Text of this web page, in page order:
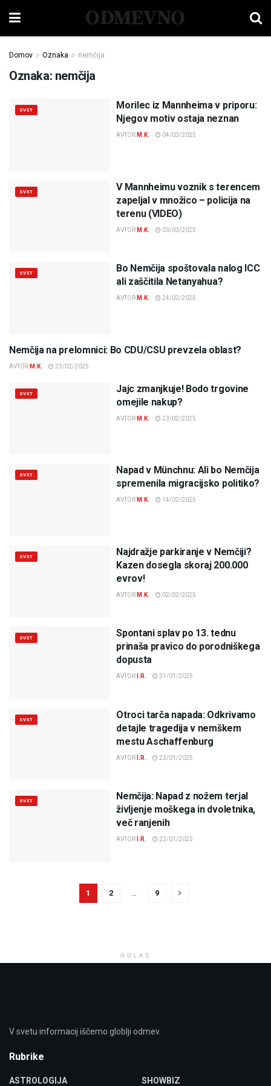
ODMEVNO
Domov Oznaka nemčija
Oznaka: nemčija
SVET
Morilec iz Mannheima v priporu:
Njegov motiv ostaja neznan
AVTOR M.K. 04/03/2025
SVET
V Mannheimu voznik s terencem
zapeljal v množico – policija na
terenu (VIDEO)
AVTOR M.K. 03/03/2025
SVET
Bo Nemčija spoštovala nalog ICC
ali zaščitila Netanyahua?
AVTOR M.K. 24/02/2025
SVET
Nemčija na prelomnici: Bo CDU/CSU prevzela oblast?
AVTOR M.K. 23/02/2025
SVET
Jajc zmanjkuje! Bodo trgovine
omejile nakup?
AVTOR M.K. 23/02/2025
SVET
Napad v Münchnu: Ali bo Nemčija
spremenila migracijsko politiko?
AVTOR M.K. 14/02/2025
SVET
Najdražje parkiranje v Nemčiji?
Kazen dosegla skoraj 200.000
evrov!
AVTOR M.K. 02/02/2025
SVET
Spontani splav po 13. tednu
prinaša pravico do porodniškega
dopusta
AVTOR I.R. 31/01/2025
SVET
Otroci tarča napada: Odkrivamo
detajle tragedija v nemškem
mestu Aschaffenburg
AVTOR I.R. 23/01/2025
SVET
Nemčija: Napad z nožem terjal
življenje moškega in dvoletnika,
več ranjenih
AVTOR I.R. 22/01/2025
1 2 9
OGLAS
V svetu informacij iščemo globlji odmev.
Rubrike
ASTROLOGIJA SHOWBIZ